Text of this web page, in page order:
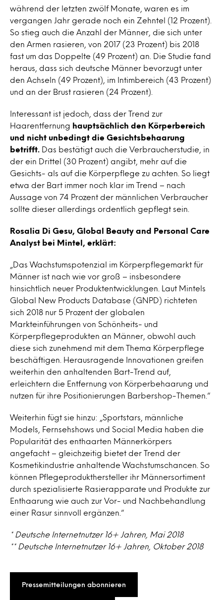
während der letzten zwölf Monate, waren es im
vergangen Jahr gerade noch ein Zehntel (12 Prozent).
So stieg auch die Anzahl der Männer, die sich unter
den Armen rasieren, von 2017 (23 Prozent) bis 2018
fast um das Doppelte (49 Prozent) an. Die Studie fand
heraus, dass sich deutsche Männer bevorzugt unter
den Achseln (49 Prozent), im Intimbereich (43 Prozent)
und an der Brust rasieren (24 Prozent).
Interessant ist jedoch, dass der Trend zur
Haarentfernung
hauptsächlich den Körperbereich
und nicht unbedingt die Gesichtsbehaarung
betrifft.
Das bestätigt auch die Verbraucherstudie, in
der ein Drittel (30 Prozent) angibt, mehr auf die
Gesichts- als auf die Körperpflege zu achten. So liegt
etwa der Bart immer noch klar im Trend – nach
Aussage von 74 Prozent der männlichen Verbraucher
sollte dieser allerdings ordentlich gepflegt sein.
Rosalia Di Gesu, Global Beauty and Personal Care
Analyst bei Mintel, erklärt:
„Das Wachstumspotenzial im Körperpflegemarkt für
Männer ist nach wie vor groß – insbesondere
hinsichtlich neuer Produktentwicklungen. Laut Mintels
Global New Products Database (GNPD) richteten
sich 2018 nur 5 Prozent der globalen
Markteinführungen von Schönheits- und
Körperpflegeprodukten an Männer, obwohl auch
diese sich zunehmend mit dem Thema Körperpflege
beschäftigen. Herausragende Innovationen greifen
weiterhin den anhaltenden Bart-Trend auf,
erleichtern die Entfernung von Körperbehaarung und
nutzen für ihre Positionierungen Barbershop-Themen.“
Weiterhin fügt sie hinzu: „Sportstars, männliche
Models, Fernsehshows und Social Media haben die
Popularität des enthaarten Männerkörpers
angefacht – gleichzeitig bietet der Trend der
Kosmetikindustrie anhaltende Wachstumschancen. So
können Pflegeprodukthersteller ihr Männersortiment
durch spezialisierte Rasierapparate und Produkte zur
Enthaarung wie auch zur Vor- und Nachbehandlung
einer Rasur sinnvoll ergänzen.“
* Deutsche Internetnutzer 16+ Jahren, Mai 2018
** Deutsche Internetnutzer 16+ Jahren, Oktober 2018
Pressemitteilungen abonnieren